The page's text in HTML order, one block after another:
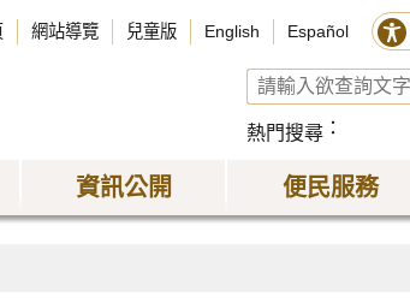
網站導覽 兒童版 English Español
熱門搜尋
資訊公開 便民服務